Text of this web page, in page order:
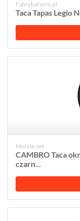
FabrykaForm.pl
Taca Tapas Legio
Morele.net
CAMBRO Taca
czarn...